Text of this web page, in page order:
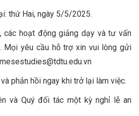
thứ Hai, ngày 5/5/2025.
các hoạt động giảng dạy và tư vấn
Mọi yêu cầu hỗ trợ xin vui lòng gửi
phản hồi ngay khi trở lại làm việc.
và Quý đối tác một kỳ nghỉ lễ an